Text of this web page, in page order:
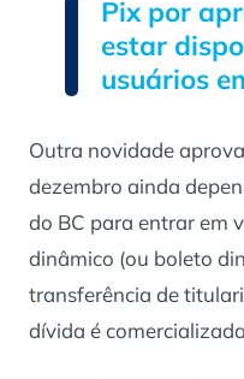
Pix por
estar
usuários
Outra novidade
dezembro ainda
do BC para entrar em
dinâmico (ou boleto
transferência de
dívida é